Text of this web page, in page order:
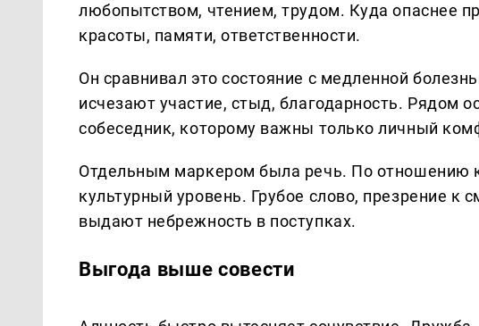
любопытством, чтением, трудом. Куда опаснее
красоты, памяти, ответственности.
Он сравнивал это состояние с медленной
исчезают участие, стыд, благодарность. Рядом
собеседник, которому важны только личный
Отдельным маркером была речь. По отношению
культурный уровень. Грубое слово, презрение
выдают небрежность в поступках.
Выгода выше совести